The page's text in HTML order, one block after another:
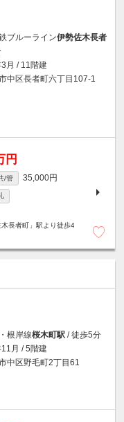
ブルーライン伊勢佐木長者
月 / 11階建
中区長者町六丁目107-1
円
/管 35,000円
長者町」駅より徒歩4
根岸線桜木町駅 / 徒歩5分
月 / 5階建
中区野毛町2丁目61